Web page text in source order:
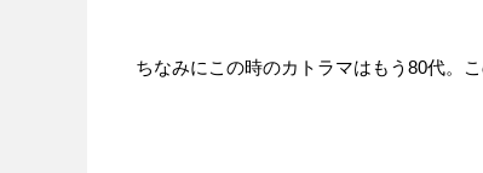
ちなみにこの時のカトラマはもう80代。